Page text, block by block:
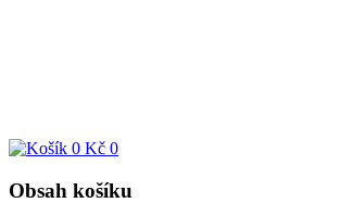
0 Kč 0
Obsah košíku